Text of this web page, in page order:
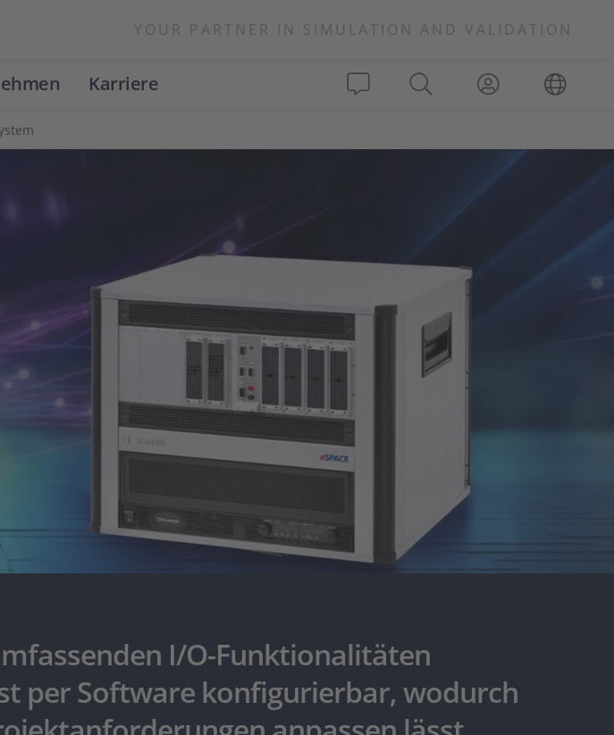
YOUR PARTNER IN SIMULATION AND VALIDATION
Karriere
I/O-Funktionalitäten
per Software konfigurierbar, wodurch